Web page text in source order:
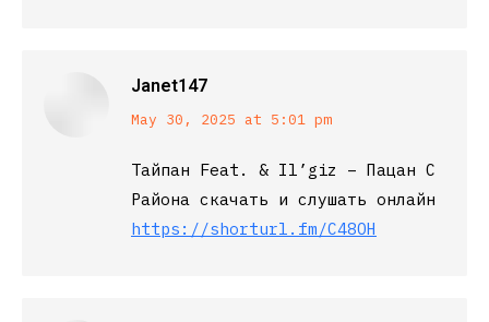
Janet147
says:
May 30, 2025 at 5:01 pm
Тайпан Feat. & Il’giz – Пацан С
Района скачать и слушать онлайн
https://shorturl.fm/C48OH